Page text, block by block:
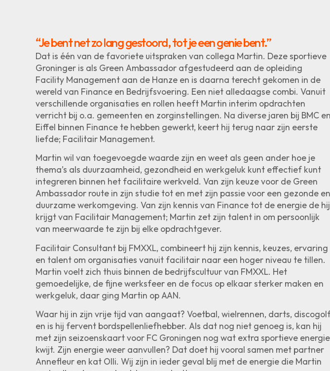
“Je bent net zo lang gestoord, tot je een genie bent.”
Dat is één van de favoriete uitspraken van collega Martin. Deze sportieve
Groninger is als Green Ambassador afgestudeerd aan de opleiding
Facility Management aan de Hanze en is daarna terecht gekomen in de
wereld van Finance en Bedrijfsvoering. Een niet alledaagse combi. Vanuit
verschillende organisaties en rollen heeft Martin interim opdrachten
verricht bij o.a. gemeenten en zorginstellingen. Na diverse jaren bij BMC en
Eiffel binnen Finance te hebben gewerkt, keert hij terug naar zijn eerste
liefde; Facilitair Management.
Martin wil van toegevoegde waarde zijn en weet als geen ander hoe je
thema’s als duurzaamheid, gezondheid en werkgeluk kunt effectief kunt
integreren binnen het facilitaire werkveld. Van zijn keuze voor de Green
Ambassador route in zijn studie tot en met zijn passie voor een gezonde en
duurzame werkomgeving. Van zijn kennis van Finance tot de energie de hij
krijgt van Facilitair Management; Martin zet zijn talent in om persoonlijk
van meerwaarde te zijn bij elke opdrachtgever.
Facilitair Consultant bij FMXXL, combineert hij zijn kennis, keuzes, ervaring
en talent om organisaties vanuit facilitair naar een hoger niveau te tillen.
Martin voelt zich thuis binnen de bedrijfscultuur van FMXXL. Het
gemoedelijke, de fijne werksfeer en de focus op elkaar sterker maken en
werkgeluk, daar ging Martin op AAN.
Waar hij in zijn vrije tijd van aangaat? Voetbal, wielrennen, darts,
en is hij fervent bordspellenliefhebber. Als dat nog niet genoeg is, kan hij
met zijn seizoenskaart voor FC Groningen nog wat extra sportieve energie
kwijt. Zijn energie weer aanvullen? Dat doet hij vooral samen met partner
Annefleur en kat Olli. Wij zijn in ieder geval blij met de energie die Martin